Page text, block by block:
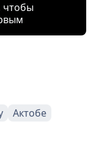
чтобы
Актобе